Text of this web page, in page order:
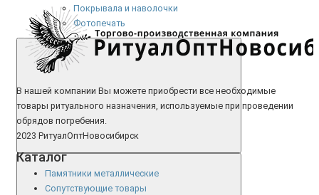
Покрывала и наволочки
Фотопечать
В нашей компании Вы можете приобрести все необходимые
товары ритуального назначения, используемые при проведении
обрядов погребения.
2023 РитуалОптНовосибирск
Каталог
Памятники металлические
Сопутствующие товары